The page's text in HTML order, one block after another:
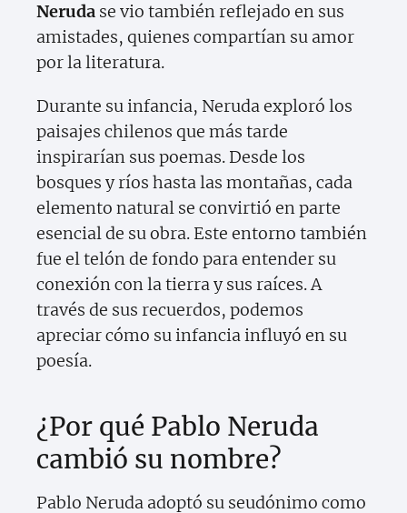
Neruda se vio también reflejado en sus
amistades, quienes compartían su amor
por la literatura.
Durante su infancia, Neruda exploró los
paisajes chilenos que más tarde
inspirarían sus poemas. Desde los
bosques y ríos hasta las montañas, cada
elemento natural se convirtió en parte
esencial de su obra. Este entorno también
fue el telón de fondo para entender su
conexión con la tierra y sus raíces. A
través de sus recuerdos, podemos
apreciar cómo su infancia influyó en su
poesía.
¿Por qué Pablo Neruda
cambió su nombre?
Pablo Neruda adoptó su seudónimo como